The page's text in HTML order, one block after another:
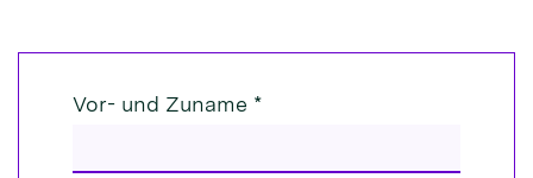
Vor- und Zuname *